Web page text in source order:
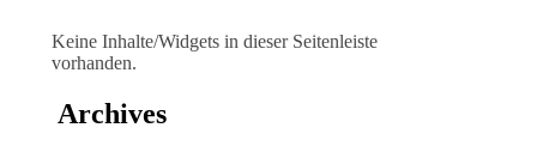
Keine Inhalte/Widgets in dieser Seitenleiste
vorhanden.
Archives